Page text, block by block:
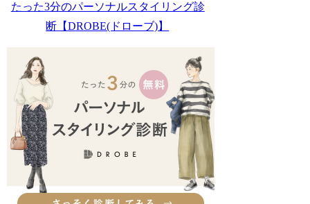
たった3分のパーソナルスタイリング診
断【DROBE(ドローブ)】